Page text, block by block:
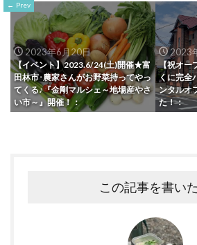
Prev
2023年6月20日
【イベント】2023.6/24(土)開催★富
田林市･農家さんがお野菜持ってやっ
てくる♪『金剛マルシェ～地場産やさ
い市～』開催！：
2023
【祝オー
くに完全
ンタルオ
た！：
この記事を書い